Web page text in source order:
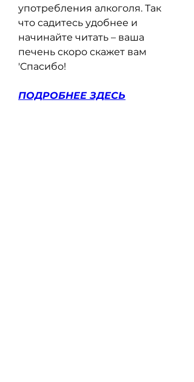
употребления алкоголя. Так
что садитесь удобнее и
начинайте читать – ваша
печень скоро скажет вам
'Спасибо!
ПОДРОБНЕЕ ЗДЕСЬ